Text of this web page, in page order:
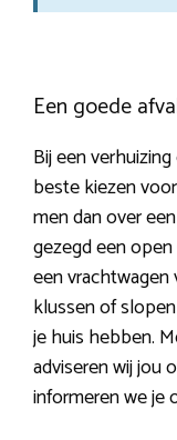
Een goede
Bij een
beste kiezen
men dan over
gezegd een
een vrachtwagen
klussen of
je huis hebben.
adviseren wij jou
informeren we je